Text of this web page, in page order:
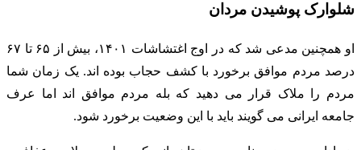
شلوارک پوشیدن مردان
او همچنین مدعی شد که در اوج اغتشاشات ۱۴۰۱، بیش از ۶۵ تا ۶۷
درصد مردم موافق برخورد با کشف حجاب بوده اند. یک زمان شما
مردم را ملاک قرار می دهید که بله مردم موافق اند اما عرف
جامعه ایرانی می گویند باید با این وضعیت برخورد شود.